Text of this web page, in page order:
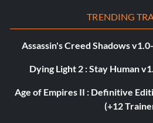
TRENDING
Assassin's Creed Shadows
Dying Light 2 : Stay Human
Age of Empires II : Definitive
(+12